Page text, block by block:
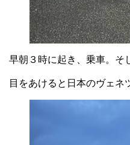
早朝３時に起き、乗車。そ
目をあけると日本のヴェネ